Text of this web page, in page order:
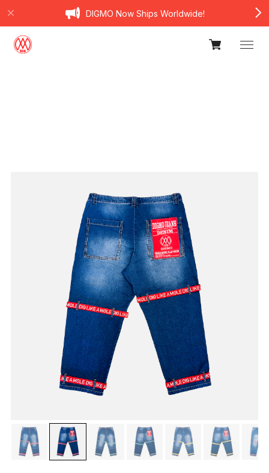
DIGMO Now Ships Worldwide!